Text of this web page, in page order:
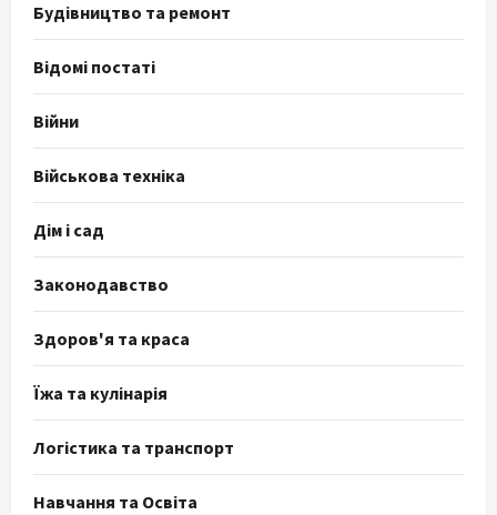
Будівництво та ремонт
Відомі постаті
Війни
Військова техніка
Дім і сад
Законодавство
Здоров'я та краса
Їжа та кулінарія
Логістика та транспорт
Навчання та Освіта